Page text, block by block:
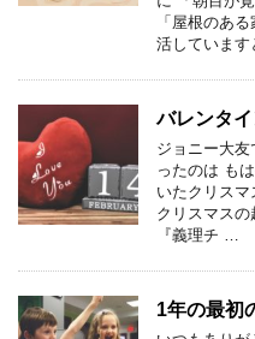
「屋根のあ
活していま
バレンタイ
ジョニー大友
ったのは も
いたクリス
クリスマス
『義理チ …
1年の最初